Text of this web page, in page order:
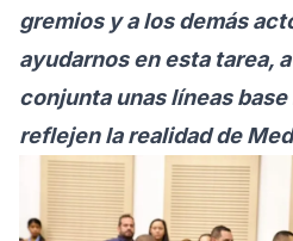
gremios y a los demás
ayudarnos en esta tarea,
conjunta unas líneas
reflejen la realidad de